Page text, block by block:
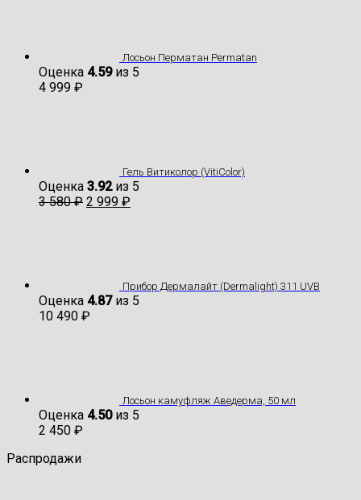
Лосьон Перматан Permatan
Оценка 4.59из 5
4 999 ₽
Гель Витиколор (VitiColor)
Оценка 3.92из 5
3 580₽ 2 999 ₽
Прибор Дермалайт (Dermalight) 311 UVB
Оценка 4.87из 5
10 490 ₽
Лосьон камуфляж Аведерма, 50 мл
Оценка 4.50из 5
2 450 ₽
Распродажи